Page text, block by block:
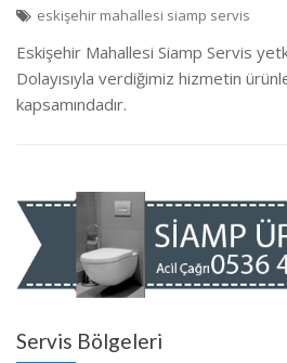
eskişehir mahallesi siamp servis
Eskişehir Mahallesi Siamp Servis
Dolayısıyla verdiğimiz hizmetin
kapsamındadır.
Servis Bölgeleri